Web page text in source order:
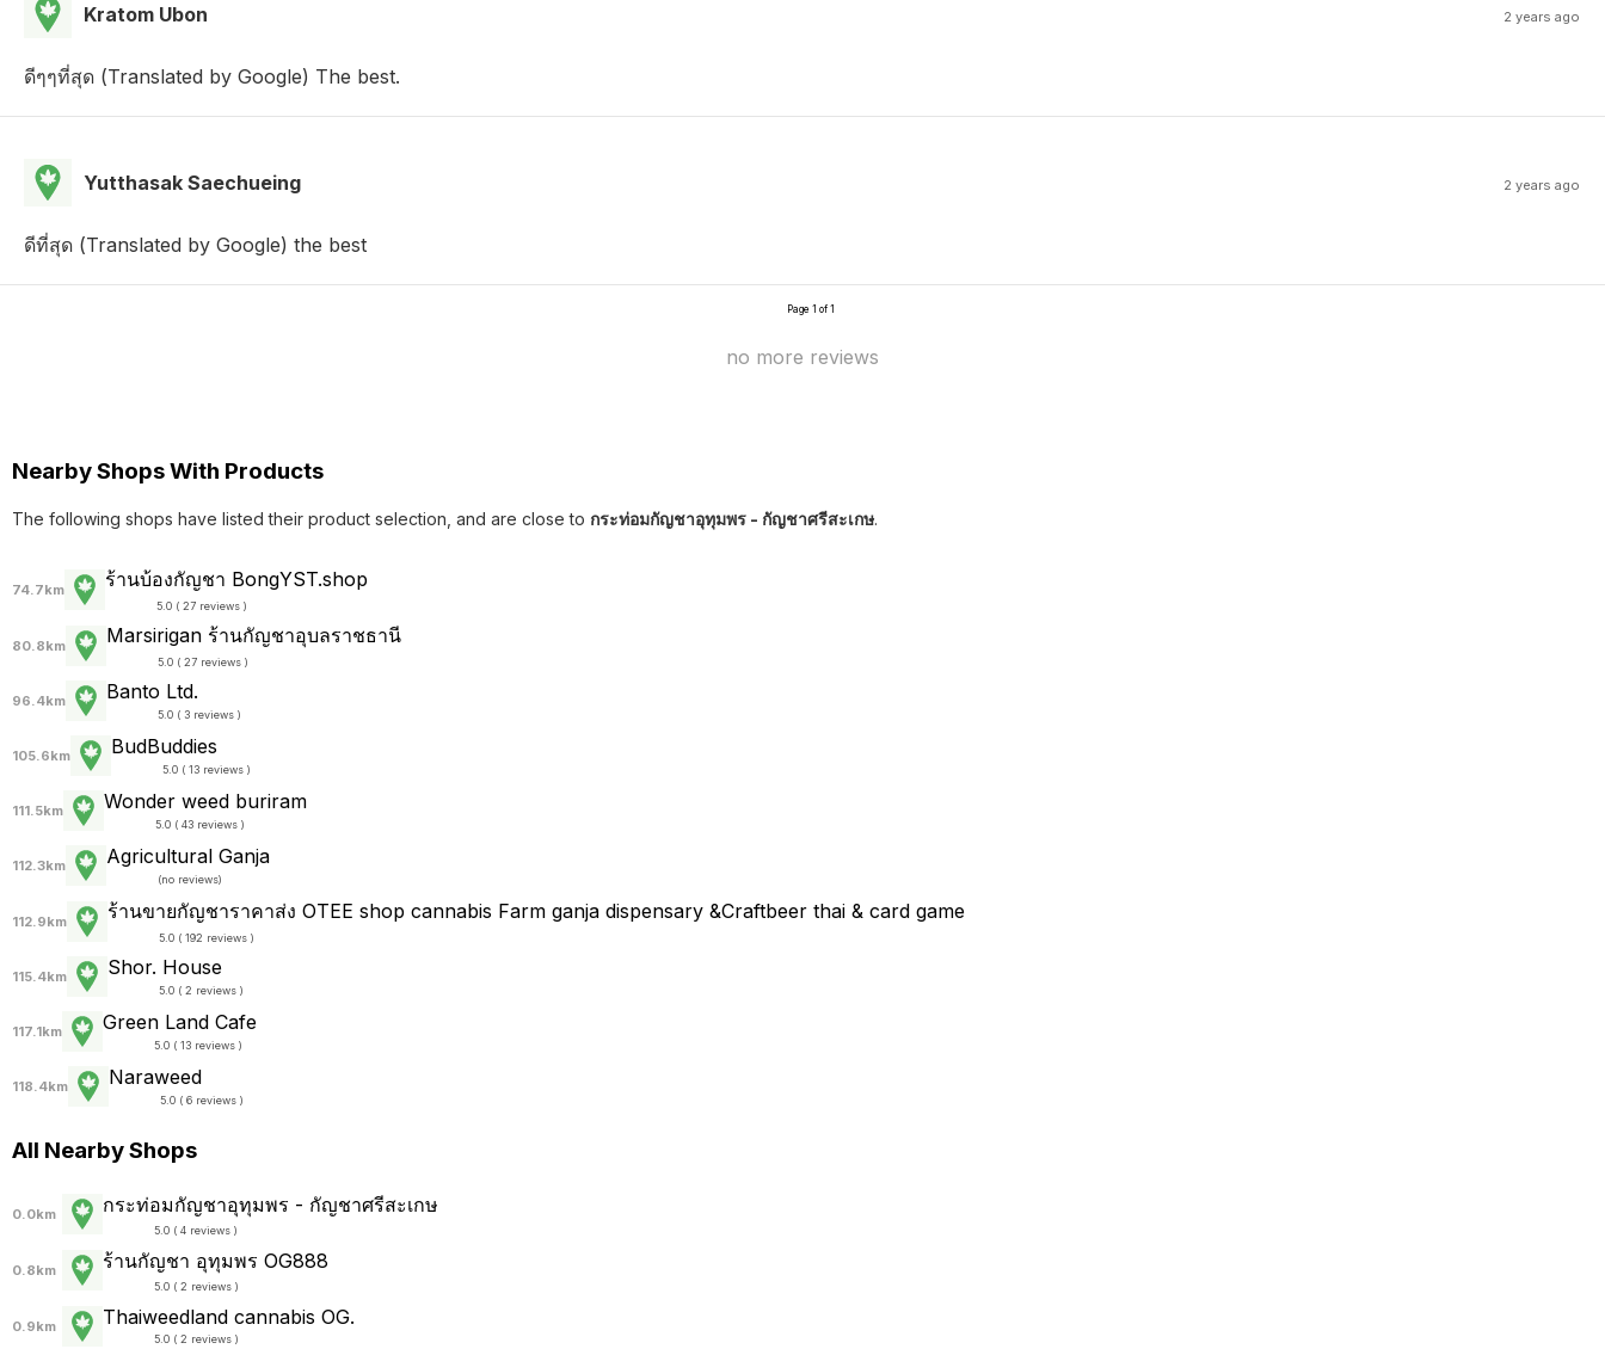
Kratom Ubon 2 years ago
ดีๆๆที่สุด (Translated by Google) The best.
Yutthasak Saechueing 2 years ago
ดีที่สุด (Translated by Google) the best
Page 1 of 1
no more reviews
Nearby Shops With Products
The following shops have listed their product selection, and are close to กระท่อมกัญชาอุทุมพร - กัญชาศรีสะเกษ.
74.7km ร้านบ้องกัญชา BongYST.shop
5.0 ( 27 reviews )
80.8km Marsirigan ร้านกัญชาอุบลราชธานี
5.0 ( 27 reviews )
96.4km Banto Ltd.
5.0 ( 3 reviews )
105.6km BudBuddies
5.0 ( 13 reviews )
111.5km Wonder weed buriram
5.0 ( 43 reviews )
112.3km Agricultural Ganja
(no reviews)
112.9km ร้านขายกัญชาราคาส่ง OTEE shop cannabis Farm ganja dispensary &Craftbeer thai & card game
5.0 ( 192 reviews )
115.4km Shor. House
5.0 ( 2 reviews )
117.1km Green Land Cafe
5.0 ( 13 reviews )
118.4km Naraweed
5.0 ( 6 reviews )
All Nearby Shops
0.0km กระท่อมกัญชาอุทุมพร - กัญชาศรีสะเกษ
5.0 ( 4 reviews )
0.8km ร้านกัญชา อุทุมพร OG888
5.0 ( 2 reviews )
0.9km Thaiweedland cannabis OG.
5.0 ( 2 reviews )